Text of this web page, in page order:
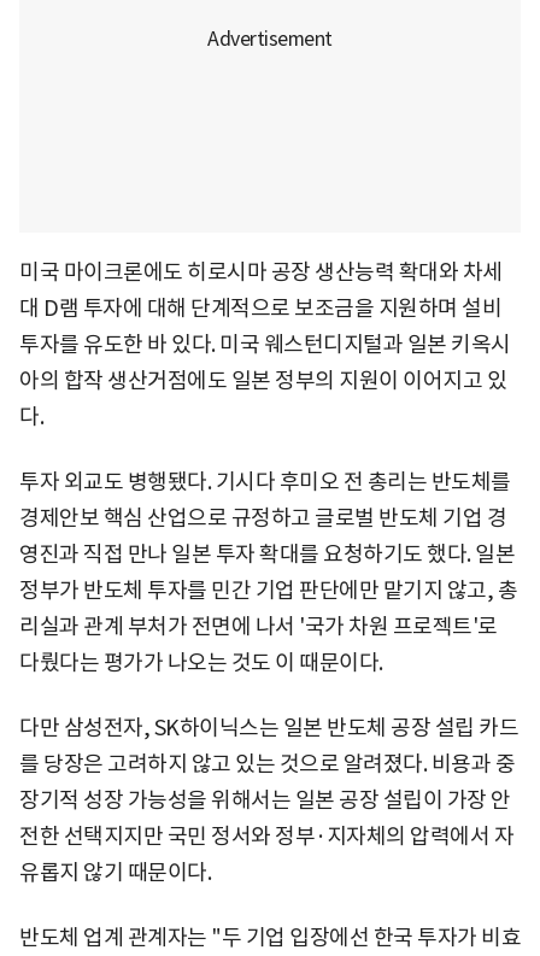
미국 마이크론에도 히로시마 공장 생산능력 확대와 차세
대 D램 투자에 대해 단계적으로 보조금을 지원하며 설비
투자를 유도한 바 있다. 미국 웨스턴디지털과 일본 키옥시
아의 합작 생산거점에도 일본 정부의 지원이 이어지고 있
다.
투자 외교도 병행됐다. 기시다 후미오 전 총리는 반도체를
경제안보 핵심 산업으로 규정하고 글로벌 반도체 기업 경
영진과 직접 만나 일본 투자 확대를 요청하기도 했다. 일본
정부가 반도체 투자를 민간 기업 판단에만 맡기지 않고, 총
리실과 관계 부처가 전면에 나서 '국가 차원 프로젝트'로
다뤘다는 평가가 나오는 것도 이 때문이다.
다만 삼성전자, SK하이닉스는 일본 반도체 공장 설립 카드
를 당장은 고려하지 않고 있는 것으로 알려졌다. 비용과 중
장기적 성장 가능성을 위해서는 일본 공장 설립이 가장 안
전한 선택지지만 국민 정서와 정부·지자체의 압력에서 자
유롭지 않기 때문이다.
반도체 업계 관계자는 "두 기업 입장에선 한국 투자가 비효